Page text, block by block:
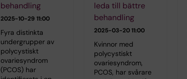
behandling
2025-10-29 11:00
Fyra distinkta
undergrupper av
polycystiskt
ovariesyndrom
(PCOS) har
leda till bättre
behandling
2025-03-20 11:00
Kvinnor med
polycystiskt
ovariesyndrom,
PCOS, har svårare